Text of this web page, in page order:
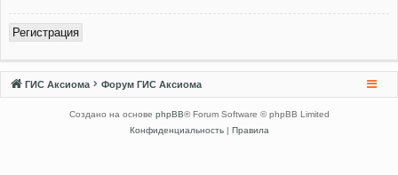
Регистрация
ГИС Аксиома Форум ГИС Аксиома
Создано на основе phpBB® Forum Software © phpBB Limited
Конфиденциальность| Правила